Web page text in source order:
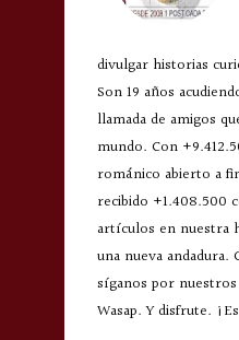
divulgar historias
Son 19 años
llamada de amigos
mundo. Con
románico abierto a
recibido +1.408.500
artículos en nuestra
una nueva
síganos por
Wasap. Y disfrute.